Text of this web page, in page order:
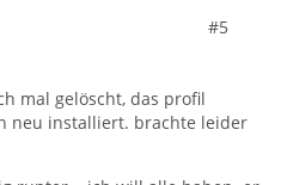
#5
mal gelöscht, das profil
neu installiert. brachte leider